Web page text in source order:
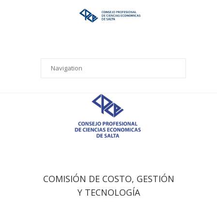
COMISIÓN DE COSTO, GESTIÓN
Y TECNOLOGÍA